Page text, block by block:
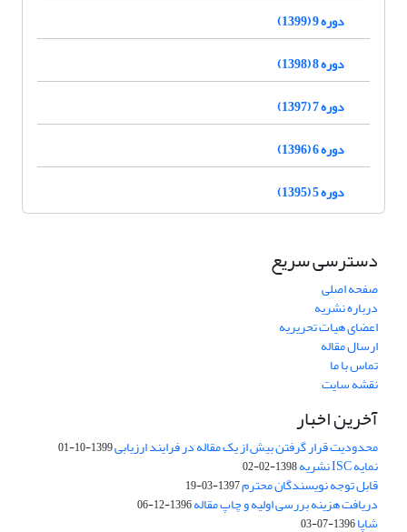
دوره 9 (1399)
دوره 8 (1398)
دوره 7 (1397)
دوره 6 (1396)
دوره 5 (1395)
دسترسی سریع
صفحه اصلی
درباره نشریه
اعضای هیات تحریریه
ارسال مقاله
تماس با ما
نقشه سایت
آخرین اخبار
محدودیت قرار گرفتن بیش از یک مقاله در فرایند ارزیابی1399-10-01
نمایه ISC نشریه 1398-02-02
قابل توجه نویسندگان محترم1397-03-19
دریافت هزینه بررسی اولیه و چاپ مقاله1396-12-06
شاپا1396-07-03